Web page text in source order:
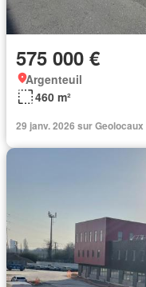
575 000 €
Argenteuil
460 m²
29 janv. 2026 sur Geolocaux